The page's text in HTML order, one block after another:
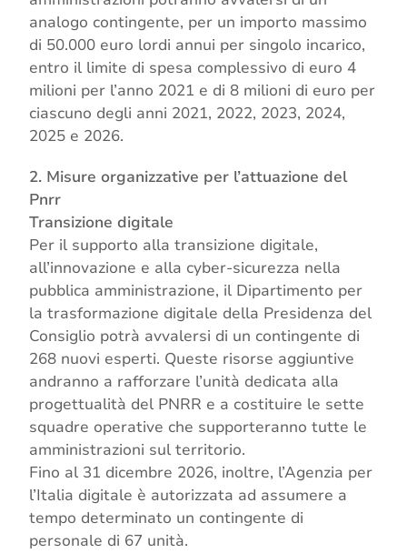
analogo contingente, per un importo massimo
di 50.000 euro lordi annui per singolo incarico,
entro il limite di spesa complessivo di euro 4
milioni per l’anno 2021 e di 8 milioni di euro per
ciascuno degli anni 2021, 2022, 2023, 2024,
2025 e 2026.
2. Misure organizzative per l’attuazione del
Pnrr
Transizione digitale
Per il supporto alla transizione digitale,
all’innovazione e alla cyber-sicurezza nella
pubblica amministrazione, il Dipartimento per
la trasformazione digitale della Presidenza del
Consiglio potrà avvalersi di un contingente di
268 nuovi esperti. Queste risorse aggiuntive
andranno a rafforzare l’unità dedicata alla
progettualità del PNRR e a costituire le sette
squadre operative che supporteranno tutte le
amministrazioni sul territorio.
Fino al 31 dicembre 2026, inoltre, l’Agenzia per
l’Italia digitale è autorizzata ad assumere a
tempo determinato un contingente di
personale di 67 unità.